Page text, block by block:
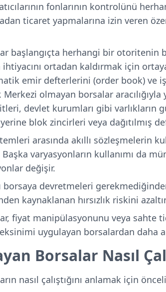
fonlarının kontrolünü
ticaret yapmalarına izin veren
başlangıçta herhangi bir otoritenin
ortadan kaldırmak için ortaya
emir defterlerini (order book) ve
olmayan borsalar
devlet kurumları gibi varlıkların
blok zincirleri veya dağıtılmış
arasında akıllı sözleşmelerin
Başka varyasyonların kullanımı da
değişir.
borsaya devretmeleri
kaynaklanan hırsızlık riskini
fiyat manipülasyonunu veya sahte
uygulayan borsalardan
Borsalar Nasıl
nasıl çalıştığını anlamak için